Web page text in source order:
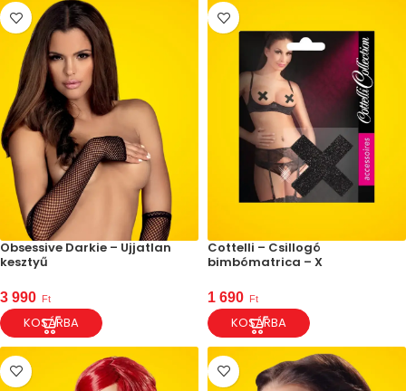
Obsessive Darkie – Ujjatlan
kesztyű
3 990 Ft
KOSÁRBA
Cottelli – Csillogó
bimbómatrica – X
1 690 Ft
KOSÁRBA